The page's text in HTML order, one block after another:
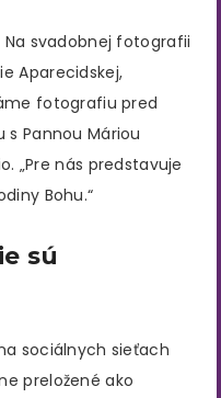
Na svadobnej fotografii
Aparecidskej,
fotografiu pred
Pannou Máriou
„Pre nás predstavuje
Bohu.“
sú
sociálnych sieťach
preložené ako